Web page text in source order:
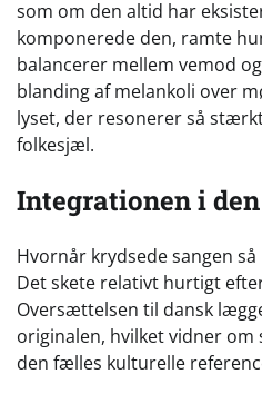
som om den altid har
komponerede den, ramte
balancerer mellem vemod
blanding af melankoli over
lyset, der resonerer så
folkesjæl.
Integrationen i
Hvornår krydsede sangen
Det skete relativt hurtigt
Oversættelsen til dansk
originalen, hvilket vidner
den fælles kulturelle